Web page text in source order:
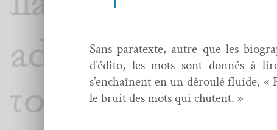
Sans para­texte, autre que les
d’édito, les mots sont don­nés à
s’enchaînent en un déroulé flu­ide, «
le bruit des mots qui chutent. »